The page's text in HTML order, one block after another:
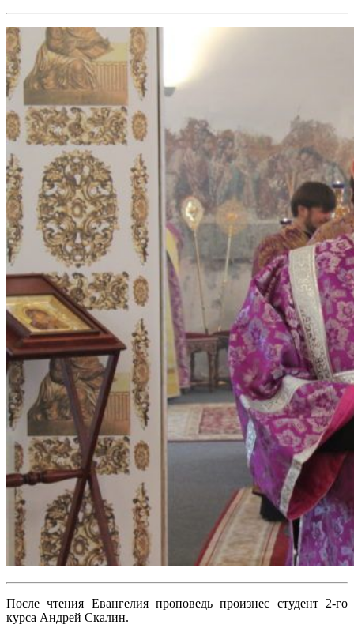
После чтения Евангелия проповедь произнес студент 2-го
курса Андрей Скалин.